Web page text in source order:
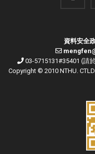
資料安全
03-5715131#35401 (請
Copyright © 2010 NTHU.